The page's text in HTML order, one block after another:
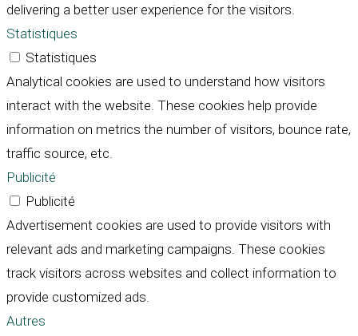
delivering a better user experience for the visitors.
Statistiques
Statistiques
Analytical cookies are used to understand how visitors
interact with the website. These cookies help provide
information on metrics the number of visitors, bounce rate,
traffic source, etc.
Publicité
Publicité
Advertisement cookies are used to provide visitors with
relevant ads and marketing campaigns. These cookies
track visitors across websites and collect information to
provide customized ads.
Autres